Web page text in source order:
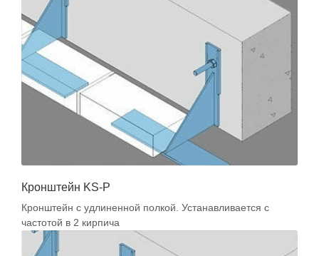
Кронштейн KS-P
Кронштейн с удлиненной полкой. Устанавливается с
частотой в 2 кирпича